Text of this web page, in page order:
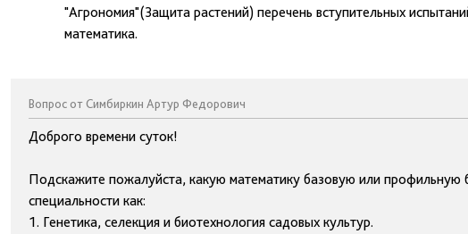
"Агрономия"(Защита растений) перечень вступительных
математика.
Вопрос от Симбиркин Артур Федорович
Доброго времени суток!
Подскажите пожалуйста, какую математику базовую или профильную
специальности как:
1. Генетика, селекция и биотехнология садовых культур.